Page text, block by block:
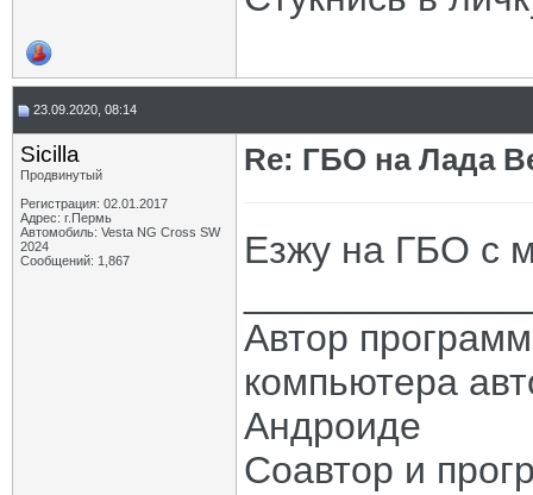
23.09.2020, 08:14
Sicilla
Продвинутый
Регистрация: 02.01.2017
Адрес: г.Пермь
Автомобиль: Vesta NG Cross SW
2024
Сообщений: 1,867
Re: ГБО на Лада
Езжу на ГБО с
Автор
компьютера
Андроиде
Соавтор и